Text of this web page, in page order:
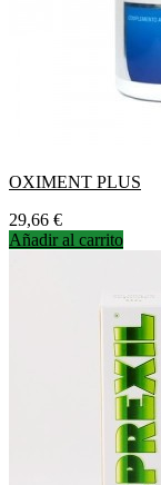
OXIMENT PLUS
Precio
29,66 €
Añadir al carrito